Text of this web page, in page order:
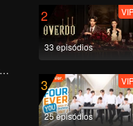
2
33 episódios
3
25 episódios